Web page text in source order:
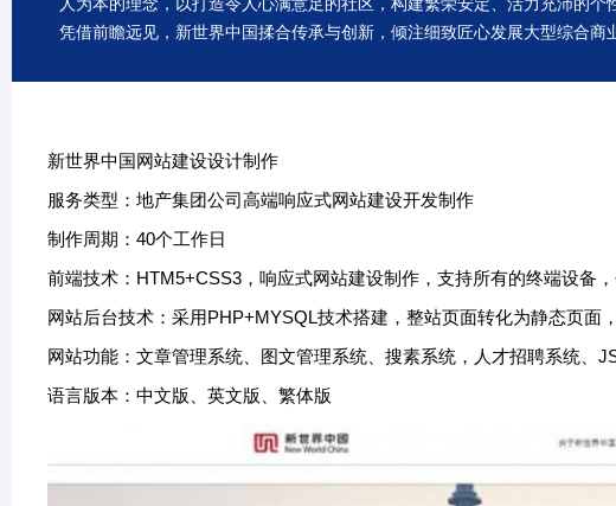
凭借前瞻远见，新世界中国揉合传承与创新，倾注细致匠心发展大型综合商
新世界中国网站建设设计制作
服务类型：地产集团公司高端响应式网站建设开发制作
制作周期：40个工作日
前端技术：HTM5+CSS3，响应式网站建设制作，支持所有的终端设备
网站后台技术：采用PHP+MYSQL技术搭建，整站页面转化为静态页面
网站功能：文章管理系统、图文管理系统、搜素系统，人才招聘系统、
语言版本：中文版、英文版、繁体版